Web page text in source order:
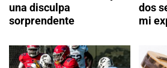
una disculpa
sorprendente
dos
mi